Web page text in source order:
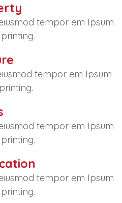
tempor em Ipsum
tempor em Ipsum
tempor em Ipsum
tempor em Ipsum